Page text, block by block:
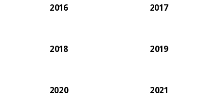
2016 2017
2018 2019
2020 2021